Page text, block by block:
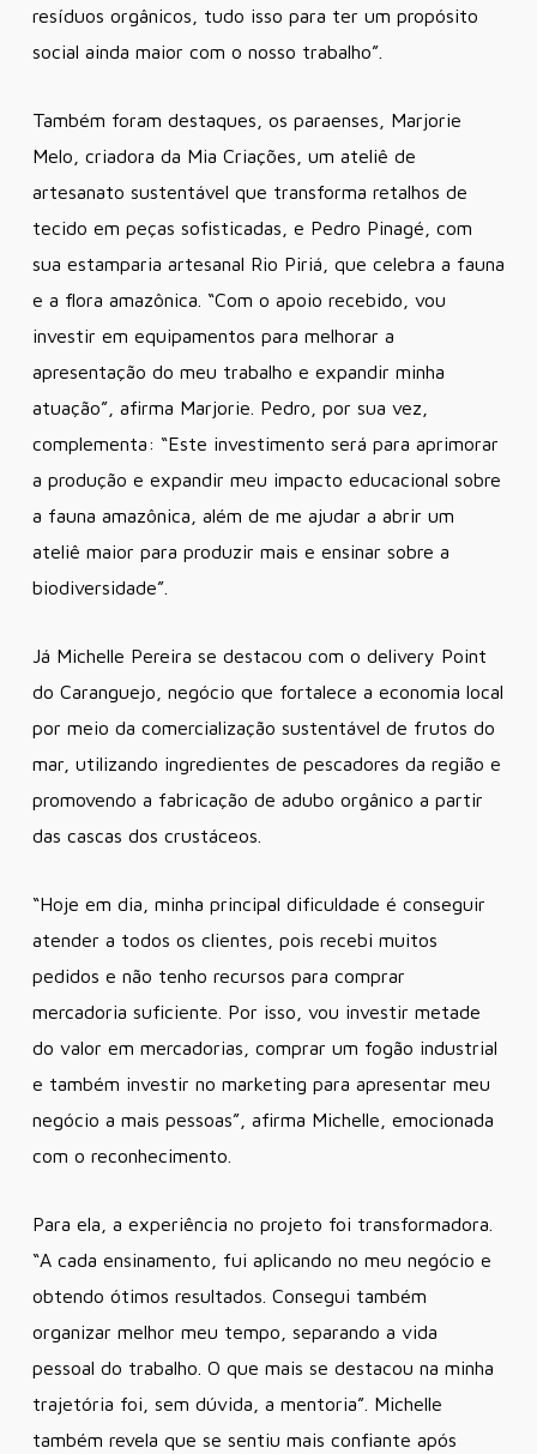
resíduos orgânicos, tudo isso para ter um propósito
social ainda maior com o nosso trabalho”.
Também foram destaques, os paraenses, Marjorie
Melo, criadora da Mia Criações, um ateliê de
artesanato sustentável que transforma retalhos de
tecido em peças sofisticadas, e Pedro Pinagé, com
sua estamparia artesanal Rio Piriá, que celebra a fauna
e a flora amazônica. “Com o apoio recebido, vou
investir em equipamentos para melhorar a
apresentação do meu trabalho e expandir minha
atuação”, afirma Marjorie. Pedro, por sua vez,
complementa: “Este investimento será para aprimorar
a produção e expandir meu impacto educacional sobre
a fauna amazônica, além de me ajudar a abrir um
ateliê maior para produzir mais e ensinar sobre a
biodiversidade”.
Já Michelle Pereira se destacou com o delivery Point
do Caranguejo, negócio que fortalece a economia local
por meio da comercialização sustentável de frutos do
mar, utilizando ingredientes de pescadores da região e
promovendo a fabricação de adubo orgânico a partir
das cascas dos crustáceos.
“Hoje em dia, minha principal dificuldade é conseguir
atender a todos os clientes, pois recebi muitos
pedidos e não tenho recursos para comprar
mercadoria suficiente. Por isso, vou investir metade
do valor em mercadorias, comprar um fogão industrial
e também investir no marketing para apresentar meu
negócio a mais pessoas”, afirma Michelle, emocionada
com o reconhecimento.
Para ela, a experiência no projeto foi transformadora.
“A cada ensinamento, fui aplicando no meu negócio e
obtendo ótimos resultados. Consegui também
organizar melhor meu tempo, separando a vida
pessoal do trabalho. O que mais se destacou na minha
trajetória foi, sem dúvida, a mentoria”. Michelle
também revela que se sentiu mais confiante após